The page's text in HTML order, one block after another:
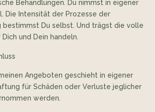
Behandlungen. Du nimmst in eigener
Die Intensität der Prozesse der
bestimmst Du selbst. Und trägst die volle
und Dein handeln.
Angeboten geschieht in eigener
für Schäden oder Verluste jeglicher
werden.